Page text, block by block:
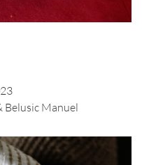
Belusic Manuel